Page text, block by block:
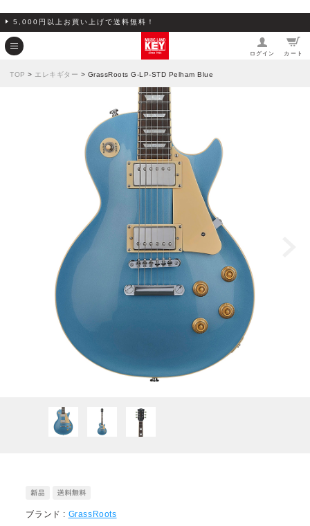
5,000円以上お買い上げで送料無料！
ログイン カート
TOP > エレキギター > GrassRoots G-LP-STD Pelham Blue
ブランド : GrassRoots